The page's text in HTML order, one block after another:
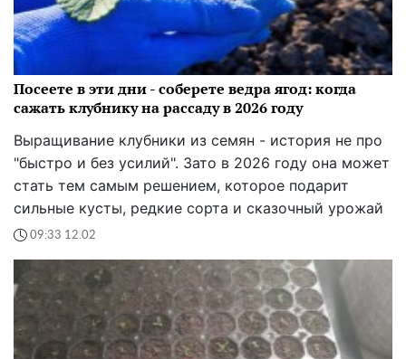
Посеете в эти дни - соберете ведра ягод: когда
сажать клубнику на рассаду в 2026 году
Выращивание клубники из семян - история не про
"быстро и без усилий". Зато в 2026 году она может
стать тем самым решением, которое подарит
сильные кусты, редкие сорта и сказочный урожай
09:33 12.02